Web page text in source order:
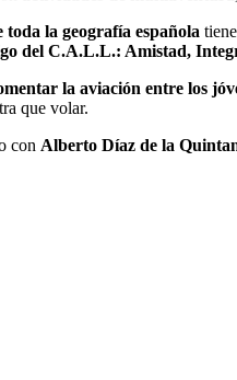
toda la geografía española
del C.A.L.L.: Amistad,
la aviación entre los
que volar.
con Alberto Díaz de la